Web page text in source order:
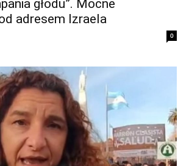
głodu”. Mocne
adresem Izraela
0